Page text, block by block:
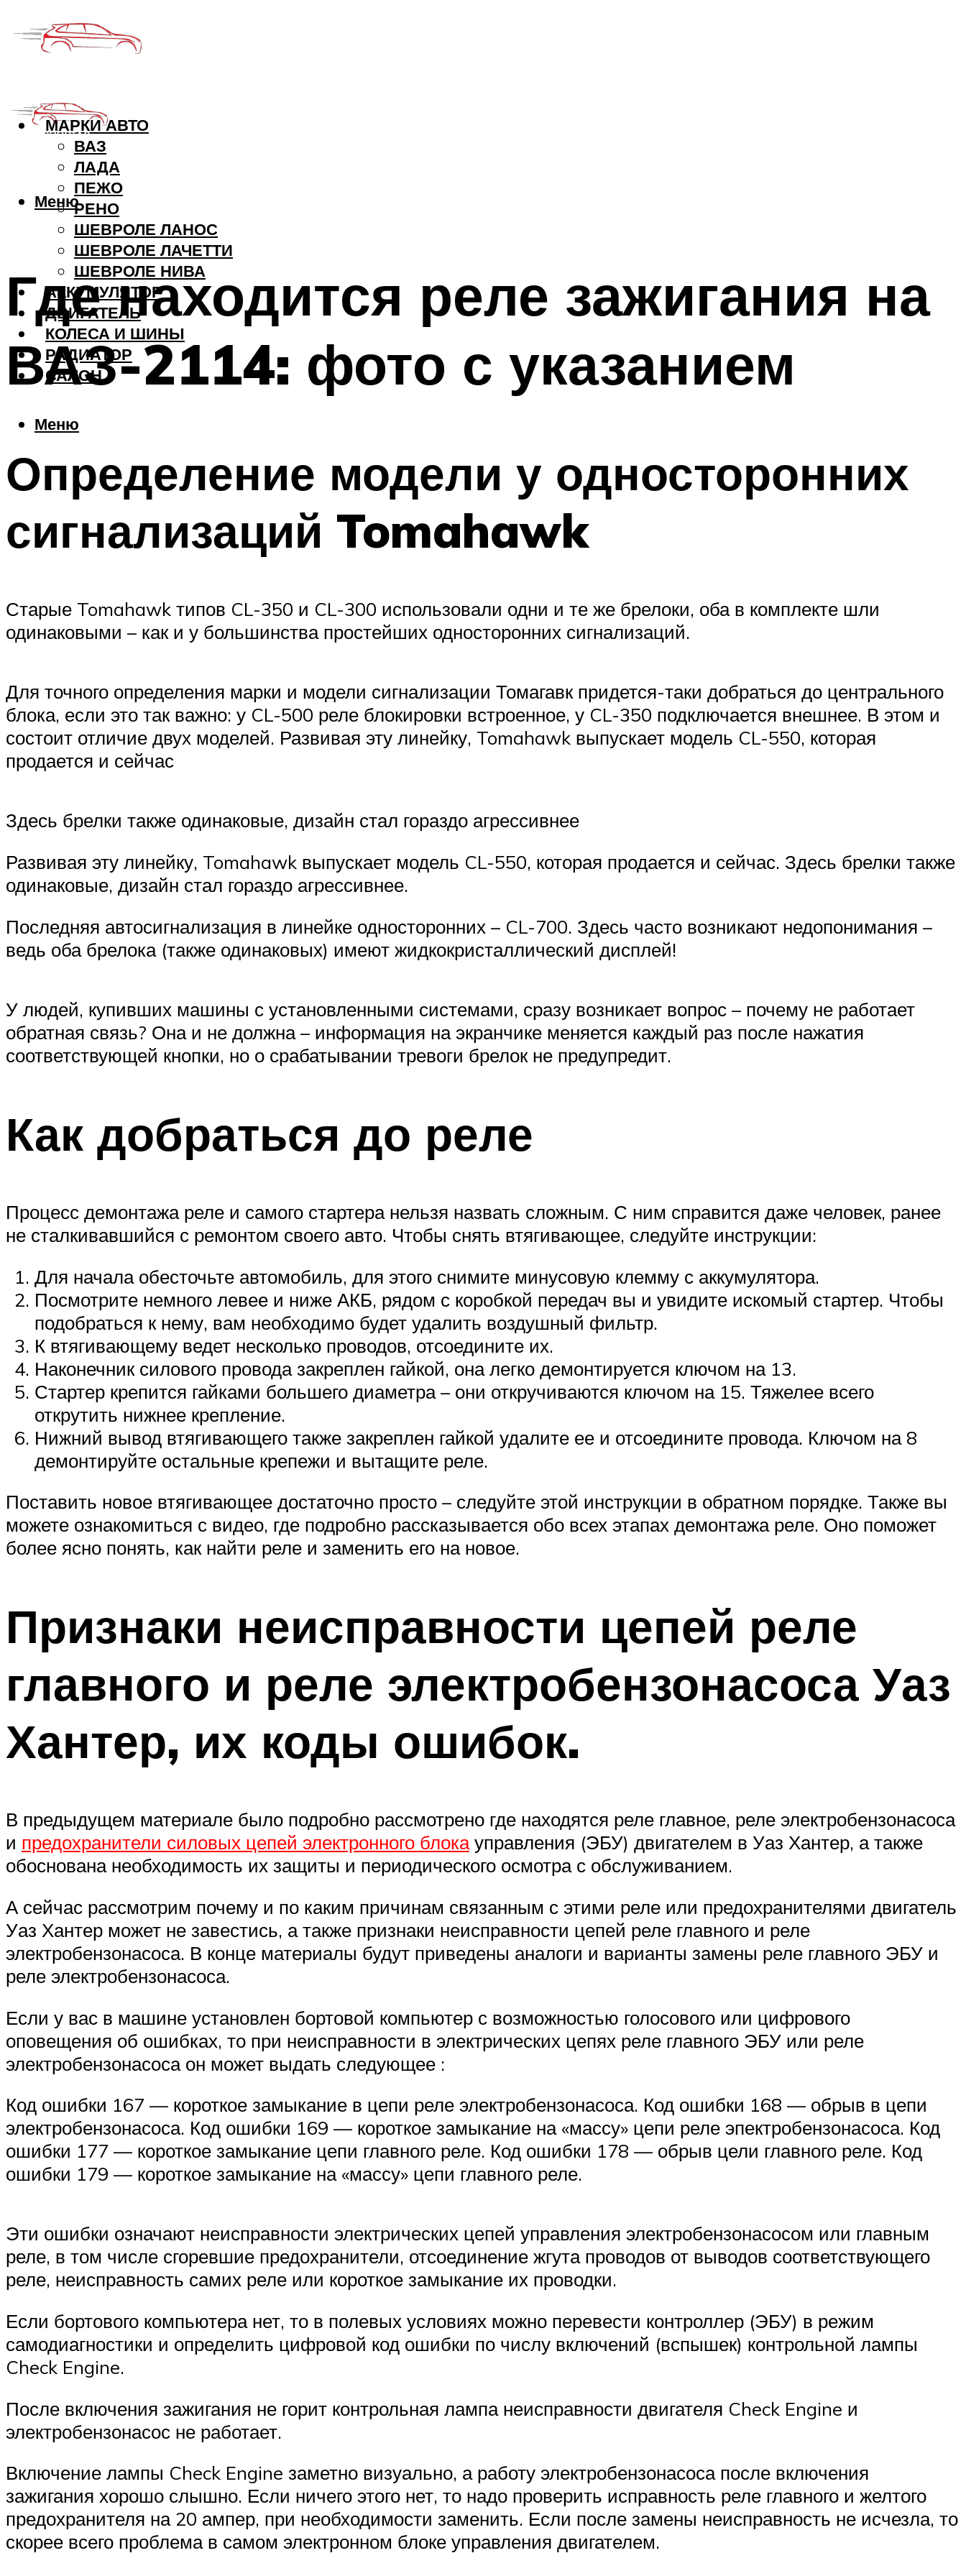
МАРКИ АВТО
ВАЗ
ЛАДА
ПЕЖО
РЕНО
ШЕВРОЛЕ ЛАНОС
ШЕВРОЛЕ ЛАЧЕТТИ
ШЕВРОЛЕ НИВА
АККУМУЛЯТОР
ДВИГАТЕЛЬ
КОЛЕСА И ШИНЫ
РАДИАТОР
САЛОН
Меню
Меню
Где находится реле зажигания на
ВАЗ-2114: фото с указанием
Определение модели у односторонних
сигнализаций Tomahawk
Старые Tomahawk типов CL-350 и CL-300 использовали одни и те же брелоки, оба в комплекте шли
одинаковыми – как и у большинства простейших односторонних сигнализаций.
Для точного определения марки и модели сигнализации Томагавк придется-таки добраться до центрального
блока, если это так важно: у CL-500 реле блокировки встроенное, у CL-350 подключается внешнее. В этом и
состоит отличие двух моделей. Развивая эту линейку, Tomahawk выпускает модель CL-550, которая
продается и сейчас
Здесь брелки также одинаковые, дизайн стал гораздо агрессивнее
Развивая эту линейку, Tomahawk выпускает модель CL-550, которая продается и сейчас. Здесь брелки также
одинаковые, дизайн стал гораздо агрессивнее.
Последняя автосигнализация в линейке односторонних – CL-700. Здесь часто возникают недопонимания –
ведь оба брелока (также одинаковых) имеют жидкокристаллический дисплей!
У людей, купивших машины с установленными системами, сразу возникает вопрос – почему не работает
обратная связь? Она и не должна – информация на экранчике меняется каждый раз после нажатия
соответствующей кнопки, но о срабатывании тревоги брелок не предупредит.
Как добраться до реле
Процесс демонтажа реле и самого стартера нельзя назвать сложным. С ним справится даже человек, ранее
не сталкивавшийся с ремонтом своего авто. Чтобы снять втягивающее, следуйте инструкции:
Для начала обесточьте автомобиль, для этого снимите минусовую клемму с аккумулятора.
Посмотрите немного левее и ниже АКБ, рядом с коробкой передач вы и увидите искомый стартер. Чтобы
подобраться к нему, вам необходимо будет удалить воздушный фильтр.
К втягивающему ведет несколько проводов, отсоедините их.
Наконечник силового провода закреплен гайкой, она легко демонтируется ключом на 13.
Стартер крепится гайками большего диаметра – они откручиваются ключом на 15. Тяжелее всего
открутить нижнее крепление.
Нижний вывод втягивающего также закреплен гайкой удалите ее и отсоедините провода. Ключом на 8
демонтируйте остальные крепежи и вытащите реле.
Поставить новое втягивающее достаточно просто – следуйте этой инструкции в обратном порядке. Также вы
можете ознакомиться с видео, где подробно рассказывается обо всех этапах демонтажа реле. Оно поможет
более ясно понять, как найти реле и заменить его на новое.
Признаки неисправности цепей реле
главного и реле электробензонасоса Уаз
Хантер, их коды ошибок.
В предыдущем материале было подробно рассмотрено где находятся реле главное, реле электробензонасоса
и предохранители силовых цепей электронного блокауправления (ЭБУ) двигателем в Уаз Хантер, а также
обоснована необходимость их защиты и периодического осмотра с обслуживанием.
А сейчас рассмотрим почему и по каким причинам связанным с этими реле или предохранителями двигатель
Уаз Хантер может не завестись, а также признаки неисправности цепей реле главного и реле
электробензонасоса. В конце материалы будут приведены аналоги и варианты замены реле главного ЭБУ и
реле электробензонасоса.
Если у вас в машине установлен бортовой компьютер с возможностью голосового или цифрового
оповещения об ошибках, то при неисправности в электрических цепях реле главного ЭБУ или реле
электробензонасоса он может выдать следующее :
Код ошибки 167 — короткое замыкание в цепи реле электробензонасоса. Код ошибки 168 — обрыв в цепи
электробензонасоса. Код ошибки 169 — короткое замыкание на «массу» цепи реле эпектробензонасоса. Код
ошибки 177 — короткое замыкание цепи главного реле. Код ошибки 178 — обрыв цели главного реле. Код
ошибки 179 — короткое замыкание на «массу» цепи главного реле.
Эти ошибки означают неисправности электрических цепей управления электробензонасосом или главным
реле, в том числе сгоревшие предохранители, отсоединение жгута проводов от выводов соответствующего
реле, неисправность самих реле или короткое замыкание их проводки.
Если бортового компьютера нет, то в полевых условиях можно перевести контроллер (ЭБУ) в режим
самодиагностики и определить цифровой код ошибки по числу включений (вспышек) контрольной лампы
Check Engine.
После включения зажигания не горит контрольная лампа неисправности двигателя Check Engine и
электробензонасос не работает.
Включение лампы Check Engine заметно визуально, а работу электробензонасоса после включения
зажигания хорошо слышно. Если ничего этого нет, то надо проверить исправность реле главного и желтого
предохранителя на 20 ампер, при необходимости заменить. Если после замены неисправность не исчезла, то
скорее всего проблема в самом электронном блоке управления двигателем.